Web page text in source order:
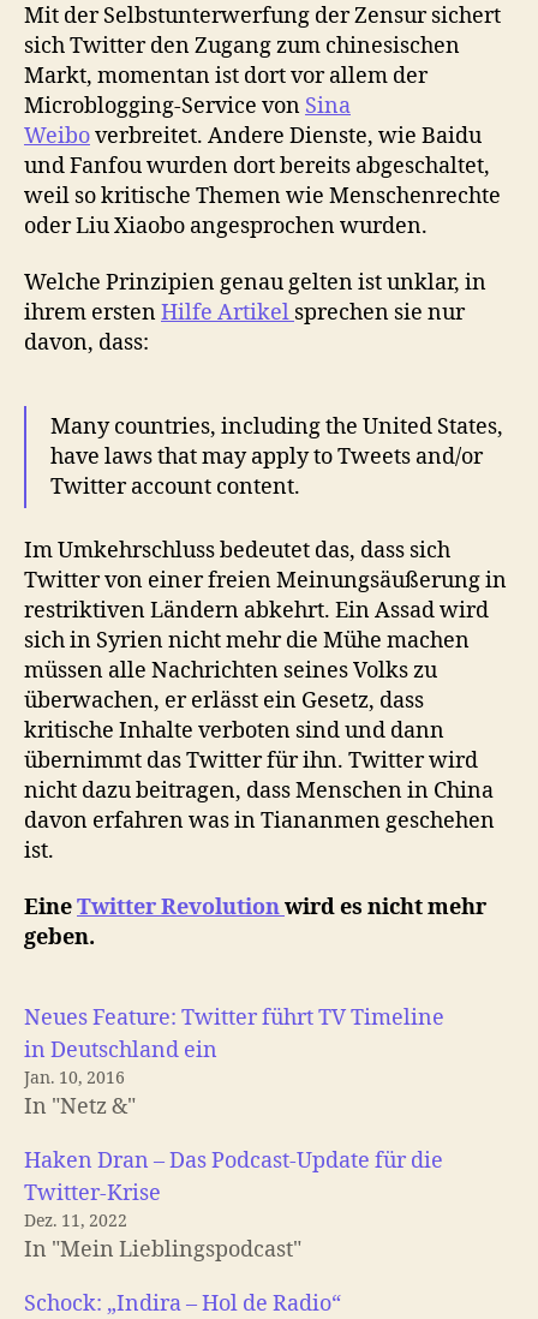
Mit der Selbstunterwerfung der Zensur sichert
sich Twitter den Zugang zum chinesischen
Markt, momentan ist dort vor allem der
Microblogging-Service von Sina
Weiboverbreitet. Andere Dienste, wie Baidu
und Fanfou wurden dort bereits abgeschaltet,
weil so kritische Themen wie Menschenrechte
oder Liu Xiaobo angesprochen wurden.
Welche Prinzipien genau gelten ist unklar, in
ihrem erstenHilfe Artikel sprechen sie nur
davon, dass:
Many countries, including the United States,
have laws that may apply to Tweets and/or
Twitter account content.
Im Umkehrschluss bedeutet das, dass sich
Twitter von einer freien Meinungsäußerung in
restriktiven Ländern abkehrt. Ein Assad wird
sich in Syrien nicht mehr die Mühe machen
müssen alle Nachrichten seines Volks zu
überwachen, er erlässt ein Gesetz, dass
kritische Inhalte verboten sind und dann
übernimmt das Twitter für ihn. Twitter wird
nicht dazu beitragen, dass Menschen in China
davon erfahren was in Tiananmen geschehen
ist.
EineTwitter Revolutionwird es nicht mehr
geben.
Neues Feature: Twitter führt TV Timeline
in Deutschland ein
Jan. 10, 2016
In "Netz &"
Haken Dran – Das Podcast-Update für die
Twitter-Krise
Dez. 11, 2022
In "Mein Lieblingspodcast"
Schock: „Indira – Hol de Radio“